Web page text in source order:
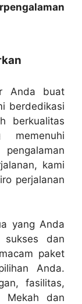
Anda buat
berdedikasi
berkualitas
kami
perjalanan
yang Anda
sukses dan
paket
Anda.
fasilitas,
Mekah dan